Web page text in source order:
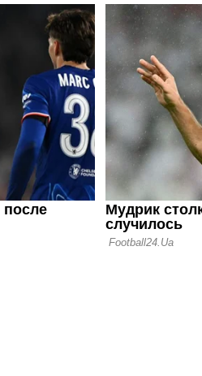
05.08.26 15:49
Кауан Элиас – лучший
игрок первого тура УПЛ
05.08.26 14:47
Шахтер U19 поддержал
старших коллег победой над
Львовом